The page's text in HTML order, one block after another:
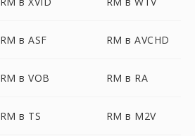
RM в ASF RM в AVCHD
RM в VOB RM в RA
RM в TS RM в M2V